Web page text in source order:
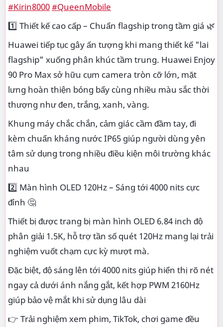
#Kirin8000#QueenMobile
1️⃣ Thiết kế cao cấp – Chuẩn flagship trong tầm giá 🌿
Huawei tiếp tục gây ấn tượng khi mang thiết kế "lai
flagship" xuống phân khúc tầm trung. Huawei Enjoy
90 Pro Max sở hữu cụm camera tròn cỡ lớn, mặt
lưng hoàn thiện bóng bẩy cùng nhiều màu sắc thời
thượng như đen, trắng, xanh, vàng.
Khung máy chắc chắn, cảm giác cầm đầm tay, đi
kèm chuẩn kháng nước IP65 giúp người dùng yên
tâm sử dụng trong nhiều điều kiện môi trường khác
nhau
2️⃣ Màn hình OLED 120Hz – Sáng tới 4000 nits cực
đỉnh 🤔
Thiết bị được trang bị màn hình OLED 6.84 inch độ
phân giải 1.5K, hỗ trợ tần số quét 120Hz mang lại trải
nghiệm vuốt chạm cực kỳ mượt mà.
Đặc biệt, độ sáng lên tới 4000 nits giúp hiển thị rõ nét
ngay cả dưới ánh nắng gắt, kết hợp PWM 2160Hz
giúp bảo vệ mắt khi sử dụng lâu dài
👉 Trải nghiệm xem phim, TikTok, chơi game đều